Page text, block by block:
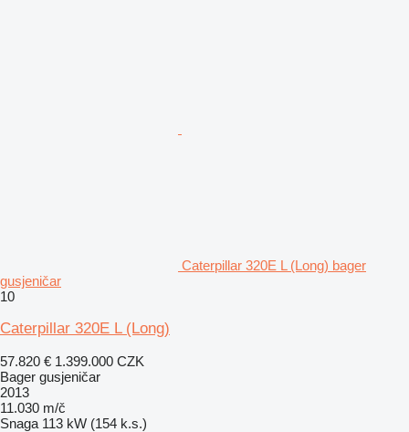
Caterpillar 320E L (Long) bager
gusjeničar
10
Caterpillar 320E L (Long)
57.820 € 1.399.000 CZK
Bager gusjeničar
2013
11.030 m/č
Snaga 113 kW (154 k.s.)